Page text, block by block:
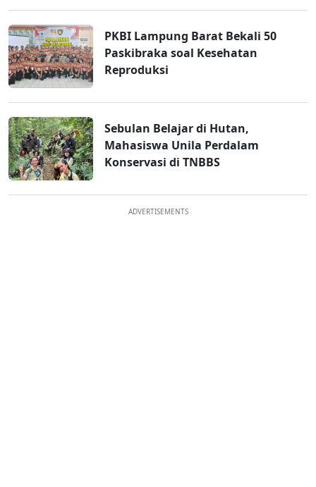
PKBI Lampung Barat Bekali 50
Paskibraka soal Kesehatan
Reproduksi
Sebulan Belajar di Hutan,
Mahasiswa Unila Perdalam
Konservasi di TNBBS
ADVERTISEMENTS